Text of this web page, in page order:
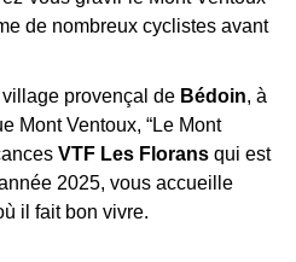
de nombreux cyclistes avant
provençal de Bédoin, à
Mont Ventoux, “Le Mont
VTF Les Florans qui est
2025, vous accueille
il fait bon vivre.